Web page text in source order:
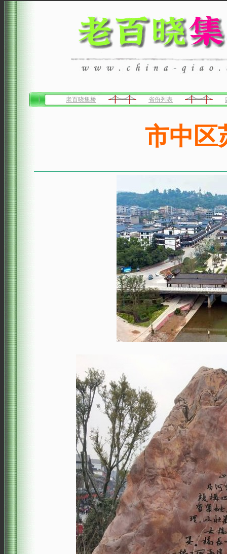
老百晓集桥 省份列表
市中区